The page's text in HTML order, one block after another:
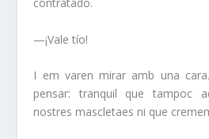
—¡Vale tío!
I em varen mirar amb una
pensar: tranquil que tampoc
nostres mascletaes ni que